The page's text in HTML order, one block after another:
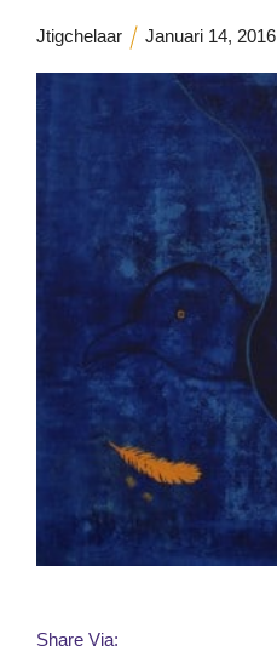
Jtigchelaar Januari 14, 2016
Share Via: